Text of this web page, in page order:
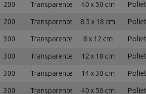
200 Transparente 40 x 50 cm
200 Transparente 8.5 x 18 cm
300 Transparente 8 x 12 cm
300 Transparente 12 x 18 cm
300 Transparente 14 x 30 cm
300 Transparente 40 x 50 cm